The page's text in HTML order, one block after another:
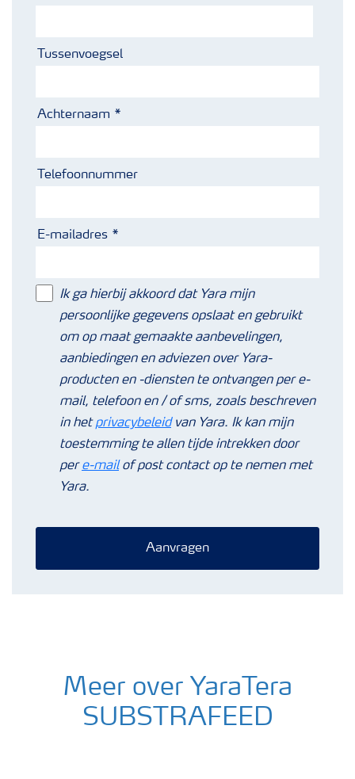
Tussenvoegsel
Achternaam
Telefoonnummer
E-mailadres
Ik ga hierbij akkoord dat Yara mijn
persoonlijke gegevens opslaat en gebruikt
om op maat gemaakte aanbevelingen,
aanbiedingen en adviezen over Yara-
producten en -diensten te ontvangen per e-
mail, telefoon en / of sms, zoals beschreven
in hetprivacybeleidvan Yara. Ik kan mijn
toestemming te allen tijde intrekken door
pere-mailof post contact op te nemen met
Yara.
Aanvragen
Meer over YaraTera
SUBSTRAFEED